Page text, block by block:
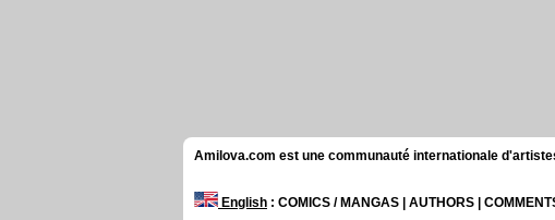
Amilova.com est une communauté internationale
English : COMICS / MANGAS | AUTHORS |